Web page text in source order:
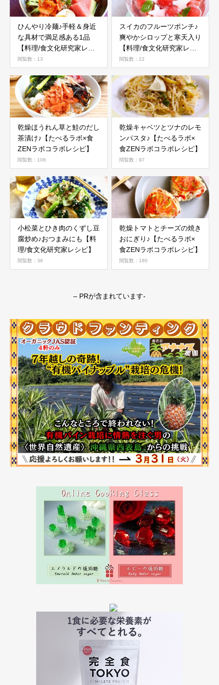
ひんやり冷麺♪手軽＆身近
な具材で満足感ある1品
【料理/食文化研究家レシ
ピ】
閲覧数：13
スイカのフルーツポンチ♪
爽やかシロップと寒天入り
【料理/食文化研究家レシ
ピ】
閲覧数：22
乾燥ほうれん草と鮭のだし
茶漬け♪【たべるラボ×食
ZENラボコラボレシピ】
閲覧数：106
乾燥キャベツとツナのレモ
ンパスタ♪【たべるラボ×
食ZENラボコラボレシピ】
閲覧数：97
小松菜とひき肉のくずし豆
腐炒め♪おつまみにも【料
理/食文化研究家レシピ】
閲覧数：36
乾燥トマトとチーズの焼き
おにぎり♪【たべるラボ×
食ZENラボコラボレシピ】
閲覧数：180
– PRが含まれています-